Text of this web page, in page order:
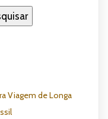
Viagem de Longa